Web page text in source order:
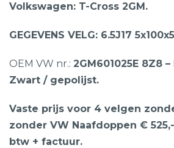
Volkswagen: T-Cross 2GM.
GEGEVENS VELG: 6.5J17
OEM VW nr.: 2GM601025E 8Z8
Zwart / gepolijst.
Vaste prijs voor 4 velgen
zonder VW Naafdoppen €
btw + factuur.